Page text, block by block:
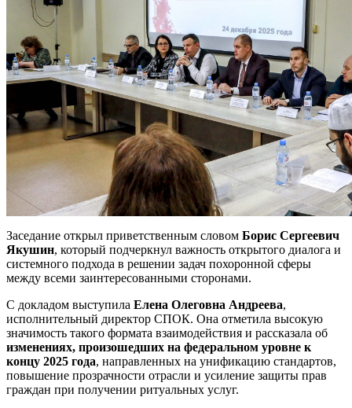
Заседание открыл приветственным словом Борис Сергеевич
Якушин, который подчеркнул важность открытого диалога и
системного подхода в решении задач похоронной сферы
между всеми заинтересованными сторонами.
С докладом выступила Елена Олеговна Андреева,
исполнительный директор СПОК. Она отметила высокую
значимость такого формата взаимодействия и рассказала об
изменениях, произошедших на федеральном уровне к
концу 2025 года, направленных на унификацию стандартов,
повышение прозрачности отрасли и усиление защиты прав
граждан при получении ритуальных услуг.